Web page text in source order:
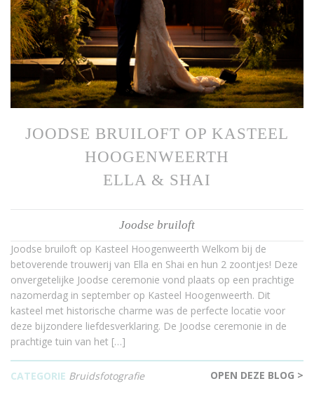
JOODSE BRUILOFT OP KASTEEL
HOOGENWEERTH
ELLA & SHAI
Joodse bruiloft
Joodse bruiloft op Kasteel Hoogenweerth Welkom bij de
betoverende trouwerij van Ella en Shai en hun 2 zoontjes! Deze
onvergetelijke Joodse ceremonie vond plaats op een prachtige
nazomerdag in september op Kasteel Hoogenweerth. Dit
kasteel met historische charme was de perfecte locatie voor
deze bijzondere liefdesverklaring. De Joodse ceremonie in de
prachtige tuin van het […]
CATEGORIE Bruidsfotografie OPEN DEZE BLOG >